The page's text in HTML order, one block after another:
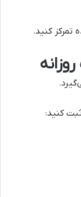
کنید: